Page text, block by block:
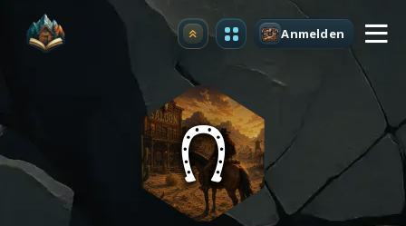
Upgrade Anmelden